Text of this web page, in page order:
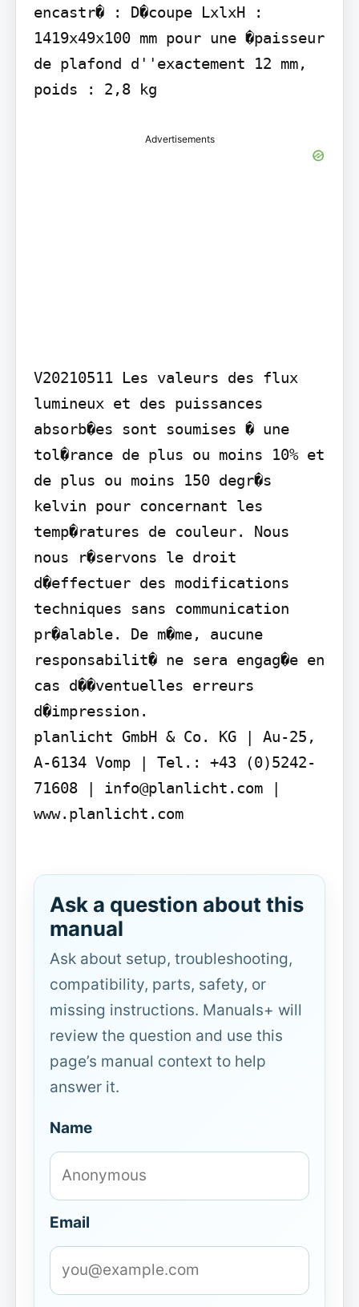
encastr� : D�coupe LxlxH :
1419x49x100 mm pour une �paisseur
de plafond d''exactement 12 mm,
poids : 2,8 kg
Advertisements
V20210511 Les valeurs des flux
lumineux et des puissances
absorb�es sont soumises � une
tol�rance de plus ou moins 10% et
de plus ou moins 150 degr�s
kelvin pour concernant les
temp�ratures de couleur. Nous
nous r�servons le droit
d�effectuer des modifications
techniques sans communication
pr�alable. De m�me, aucune
responsabilit� ne sera engag�e en
cas d��ventuelles erreurs
d�impression.
planlicht GmbH & Co. KG | Au-25,
A-6134 Vomp | Tel.: +43 (0)5242-
71608 | info@planlicht.com |
www.planlicht.com
Ask a question about this
manual
Ask about setup, troubleshooting,
compatibility, parts, safety, or
missing instructions. Manuals+ will
review the question and use this
page’s manual context to help
answer it.
Name
Email